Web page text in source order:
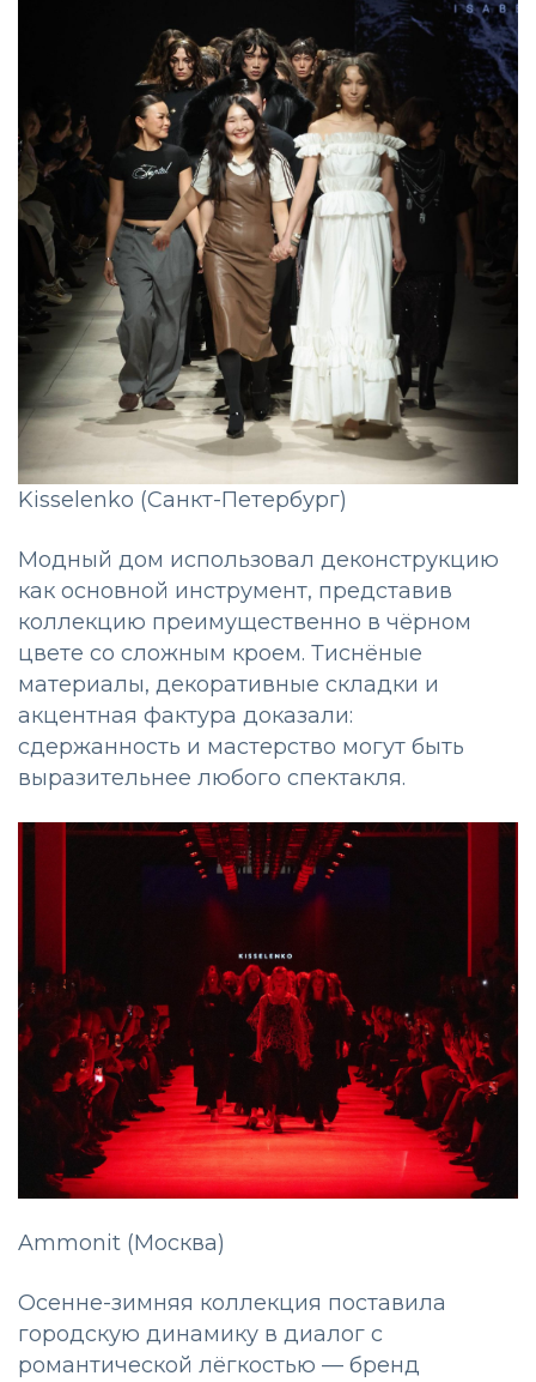
Kisselenko (Санкт-Петербург)
Модный дом использовал деконструкцию
как основной инструмент, представив
коллекцию преимущественно в чёрном
цвете со сложным кроем. Тиснёные
материалы, декоративные складки и
акцентная фактура доказали:
сдержанность и мастерство могут быть
выразительнее любого спектакля.
Ammonit (Москва)
Осенне-зимняя коллекция поставила
городскую динамику в диалог с
романтической лёгкостью — бренд